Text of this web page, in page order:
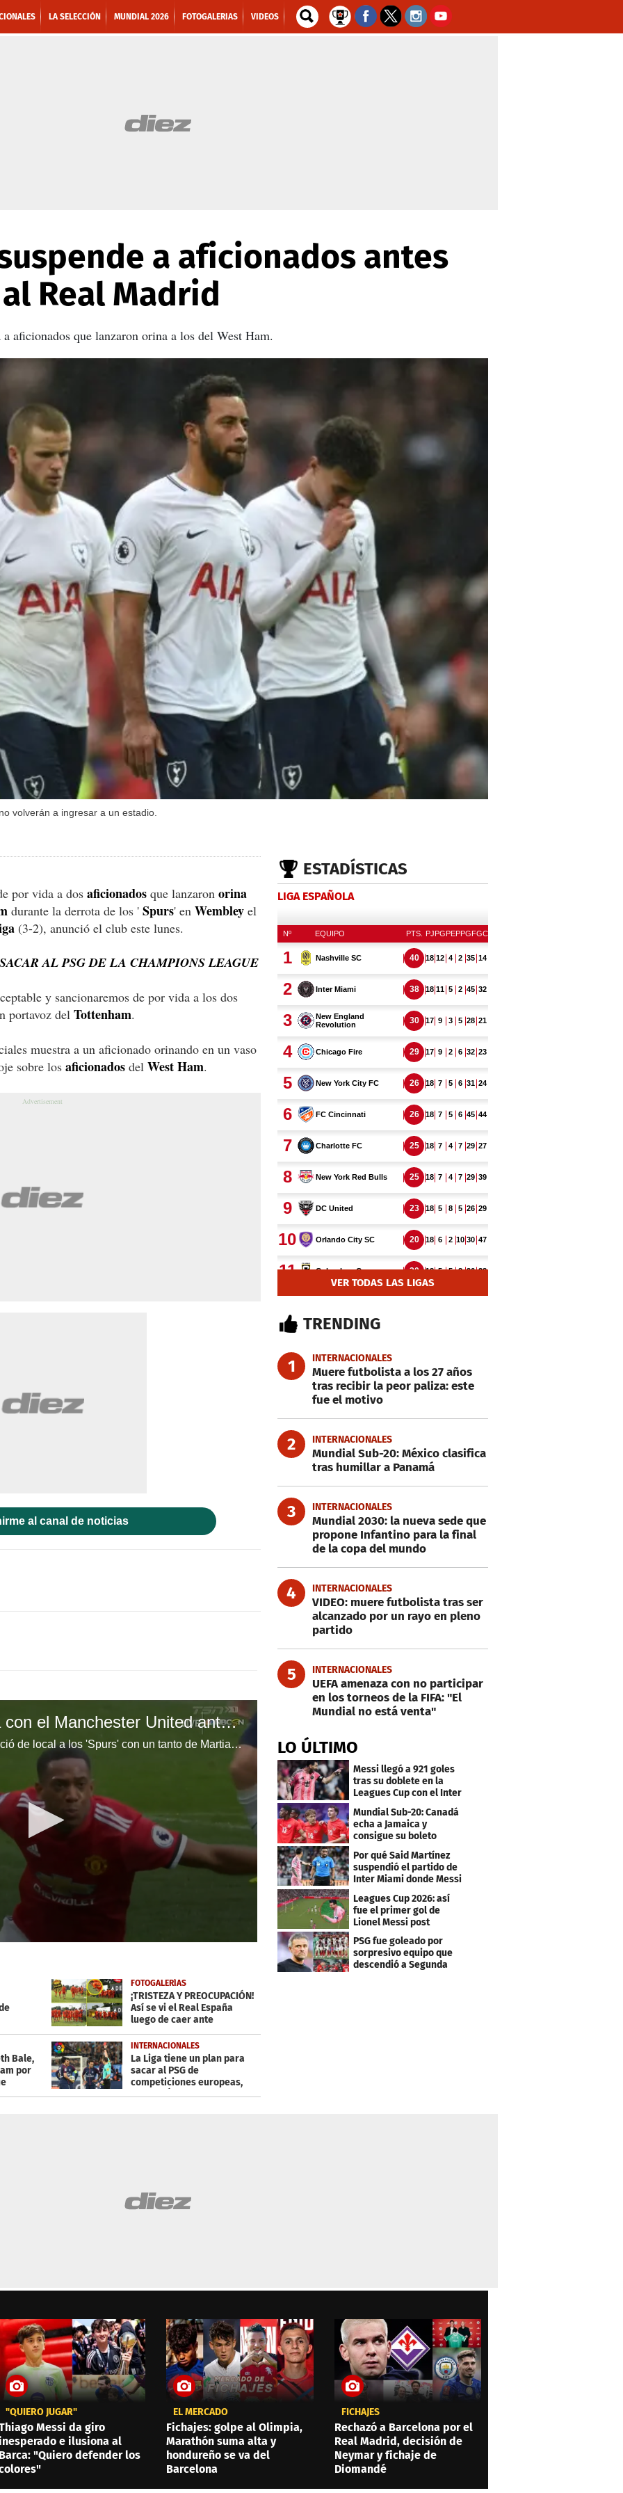
LA SELECCIÓN MUNDIAL 2026 FOTOGALERIAS VIDEOS
a aficionados antes
Real Madrid
aficionados que lanzaron orina a los del West Ham.
volverán a ingresar a un estadio.
por vida a dos aficionados que lanzaron orina
durante la derrota de los ' Spurs' en Wembley el
(3-2), anunció el club este lunes.
AL PSG DE LA CHAMPIONS LEAGUE
y sancionaremos de por vida a los dos
portavoz del Tottenham.
muestra a un aficionado orinando en un vaso
sobre los aficionados del West Ham.
al canal de noticias
El Tottenham tropieza con el Manchester United antes de enfrentar al Real Madrid
El equipo de José Mourinho venció de local a los 'Spurs' con un tanto de Martial en los últimos minutos
FOTOGALERÍAS
¡TRISTEZA Y PREOCUPACIÓN!
Así se vi el Real España
luego de caer ante
Marathón
Bale,
por
INTERNACIONALES
La Liga tiene un plan para
sacar al PSG de
competiciones europeas,
según L'Équipe
ESTADÍSTICAS
LIGA ESPAÑOLA
VER TODAS LAS LIGAS
TRENDING
1 INTERNACIONALES
Muere futbolista a los 27 años
tras recibir la peor paliza: este
fue el motivo
2 INTERNACIONALES
Mundial Sub-20: México clasifica
tras humillar a Panamá
3 INTERNACIONALES
Mundial 2030: la nueva sede que
propone Infantino para la final
de la copa del mundo
4 INTERNACIONALES
VIDEO: muere futbolista tras ser
alcanzado por un rayo en pleno
partido
5 INTERNACIONALES
UEFA amenaza con no participar
en los torneos de la FIFA: "El
Mundial no está venta"
LO ÚLTIMO
Messi llegó a 921 goles
tras su doblete en la
Leagues Cup con el Inter
Miami
Mundial Sub-20: Canadá
echa a Jamaica y
consigue su boleto
Por qué Said Martínez
suspendió el partido de
Inter Miami donde Messi
Leagues Cup 2026: así
fue el primer gol de
Lionel Messi post
Mundial
PSG fue goleado por
sorpresivo equipo que
descendió a Segunda
"QUIERO JUGAR"
Messi da giro
e ilusiona al
"Quiero defender los
EL MERCADO
Fichajes: golpe al Olimpia,
Marathón suma alta y
hondureño se va del
Barcelona
FICHAJES
Rechazó a Barcelona por el
Real Madrid, decisión de
Neymar y fichaje de
Diomandé